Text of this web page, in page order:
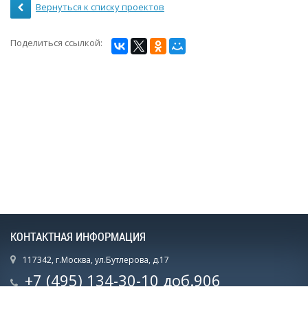
Вернуться к списку проектов
Поделиться ссылкой:
КОНТАКТНАЯ ИНФОРМАЦИЯ
117342, г.Москва, ул.Бутлерова, д.17
+7 (495) 134-30-10 доб.906